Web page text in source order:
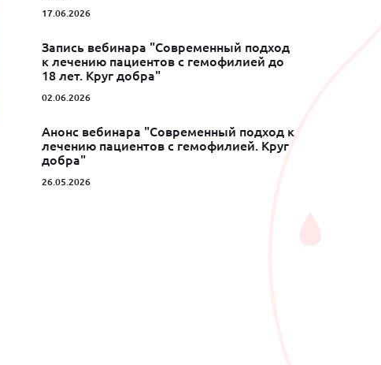
17.06.2026
Запись вебинара "Современный подход
к лечению пациентов с гемофилией до
18 лет. Круг добра"
02.06.2026
Анонс вебинара "Современный подход к
лечению пациентов с гемофилией. Круг
добра"
26.05.2026